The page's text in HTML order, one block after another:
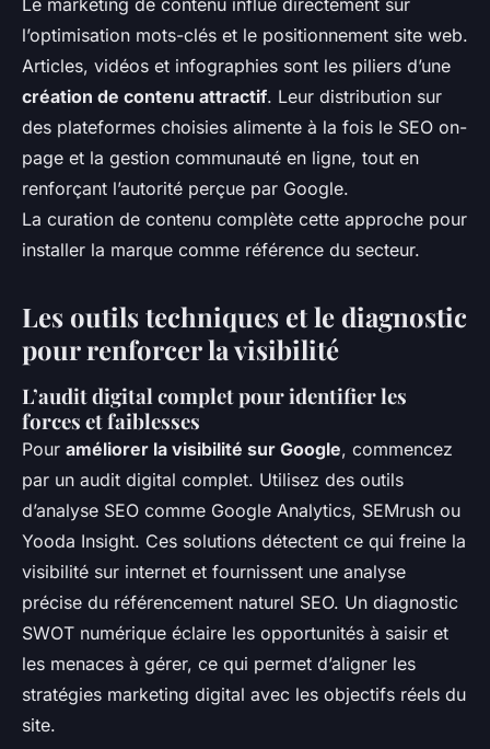
l’optimisation mots-clés et le positionnement site web.
Articles, vidéos et infographies sont les piliers d’une
création de contenu attractif. Leur distribution sur
des plateformes choisies alimente à la fois le SEO on-
page et la gestion communauté en ligne, tout en
renforçant l’autorité perçue par Google.
La curation de contenu complète cette approche pour
installer la marque comme référence du secteur.
Les outils techniques et le diagnostic
pour renforcer la visibilité
L’audit digital complet pour identifier les
forces et faiblesses
Pour améliorer la visibilité sur Google, commencez
par un audit digital complet. Utilisez des outils
d’analyse SEO comme Google Analytics, SEMrush ou
Yooda Insight. Ces solutions détectent ce qui freine la
visibilité sur internet et fournissent une analyse
précise du référencement naturel SEO. Un diagnostic
SWOT numérique éclaire les opportunités à saisir et
les menaces à gérer, ce qui permet d’aligner les
stratégies marketing digital avec les objectifs réels du
site.